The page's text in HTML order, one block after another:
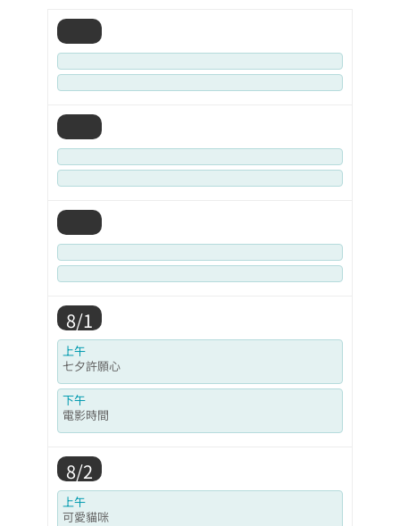
8/1
上午
七夕許願心
下午
電影時間
8/2
上午
可愛貓咪